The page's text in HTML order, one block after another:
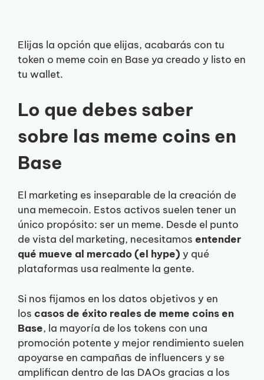
Elijas la opción que elijas, acabarás con tu
token o meme coin en Base ya creado y listo en
tu wallet.
Lo que debes saber
sobre las meme coins en
Base
El marketing es inseparable de la creación de
una memecoin. Estos activos suelen tener un
único propósito: ser un meme. Desde el punto
de vista del marketing, necesitamos entender
qué mueve al mercado (el hype) y qué
plataformas usa realmente la gente.
Si nos fijamos en los datos objetivos y en
los casos de éxito reales de meme coins en
Base, la mayoría de los tokens con una
promoción potente y mejor rendimiento suelen
apoyarse en campañas de influencers y se
amplifican dentro de las DAOs gracias a los